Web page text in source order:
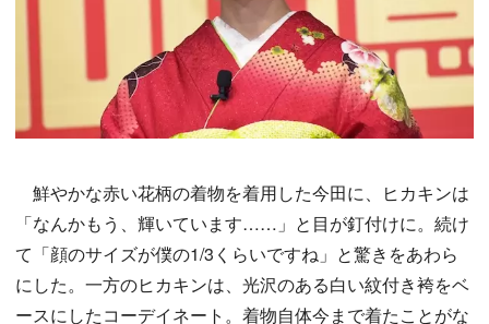
鮮やかな赤い花柄の着物を着用した今田に、ヒカキンは
「なんかもう、輝いています……」と目が釘付けに。続け
て「顔のサイズが僕の1/3くらいですね」と驚きをあわら
にした。一方のヒカキンは、光沢のある白い紋付き袴をベ
ースにしたコーデイネート。着物自体今まで着たことがな